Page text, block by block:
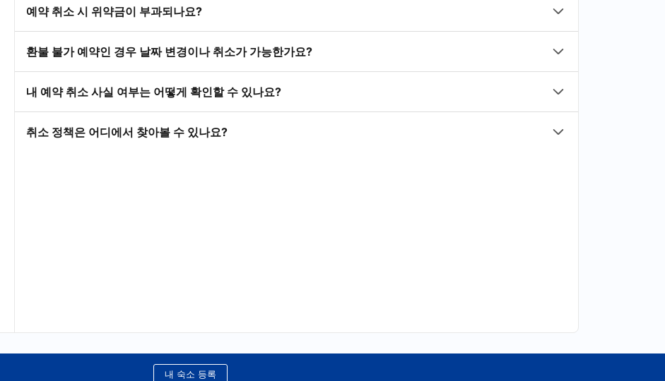
예약 취소 시 위약금이 부과되나요?
환불 불가 예약인 경우 날짜 변경이나 취소가 가능한가요?
내 예약 취소 사실 여부는 어떻게 확인할 수 있나요?
취소 정책은 어디에서 찾아볼 수 있나요?
내 숙소 등록